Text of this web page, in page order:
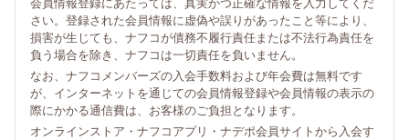
会員情報登録にあたっては、真実かつ正確な情報を入力してくだ
さい。登録された会員情報に虚偽や誤りがあったこと等により、
損害が生じても、ナフコが債務不履行責任または不法行為責任を
負う場合を除き、ナフコは一切責任を負いません。
なお、ナフコメンバーズの入会手数料および年会費は無料です
が、インターネットを通じての会員情報登録や会員情報の表示の
際にかかる通信費は、お客様のご負担となります。
オンラインストア・ナフコアプリ・ナデポ会員サイトから入会す